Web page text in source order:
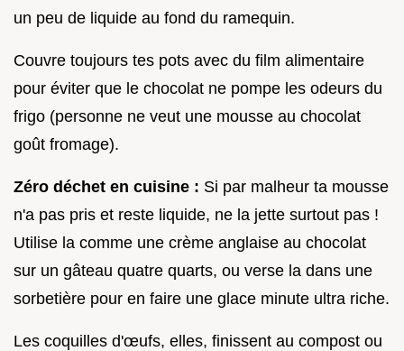
un peu de liquide au fond du ramequin.
Couvre toujours tes pots avec du film alimentaire
pour éviter que le chocolat ne pompe les odeurs du
frigo (personne ne veut une mousse au chocolat
goût fromage).
Zéro déchet en cuisine : Si par malheur ta mousse
n'a pas pris et reste liquide, ne la jette surtout pas !
Utilise la comme une crème anglaise au chocolat
sur un gâteau quatre quarts, ou verse la dans une
sorbetière pour en faire une glace minute ultra riche.
Les coquilles d'œufs, elles, finissent au compost ou